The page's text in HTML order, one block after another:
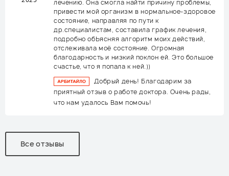
лечению. Она смогла найти причину проблемы,
привести мой организм в нормальное-здоровое
состояние, направляя по пути к
др.специалистам, составила график лечения,
подробно обЬясняя алгоритм моих действий,
отслеживала моё состояние. Огромная
благодарность и низкий поклон ей. Это большое
счастье, что я попала к ней.))
Добрый день! Благодарим за
приятный отзыв о работе доктора. Очень рады,
что нам удалось Вам помочь!
Все отзывы